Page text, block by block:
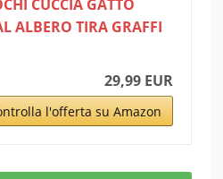
CUCCIA GATTO
ALBERO TIRA GRAFFI
29,99 EUR
l'offerta su Amazon